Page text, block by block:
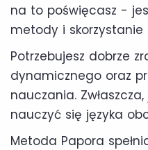
na to poświęcasz -
metody i skorzystanie
Potrzebujesz dobrze
dynamicznego oraz
nauczania.
nauczyć się języka
Metoda Papora